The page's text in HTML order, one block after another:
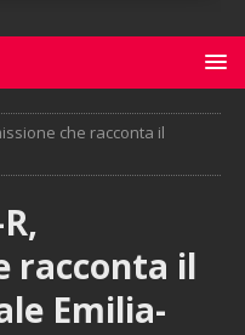
che racconta il
racconta il
Emilia-